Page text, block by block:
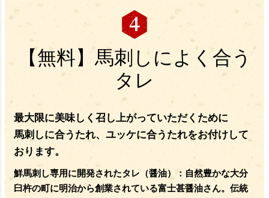
【無料】馬刺しによく合う
タレ
最大限に美味しく召し上がっていただくために
馬刺しに合うたれ、ユッケに合うたれをお付けして
おります。
鮮馬刺し専用に開発されたタレ（醤油）：自然豊かな大分
臼杵の町に明治から創業されている富士甚醤油さん。伝統